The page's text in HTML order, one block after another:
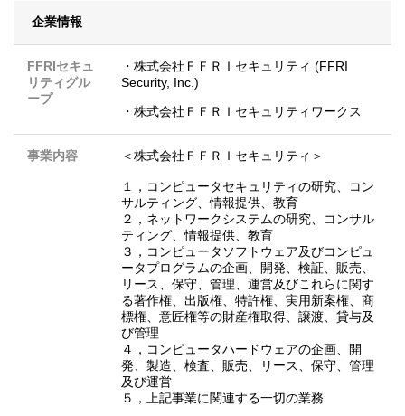
企業情報
FFRIセキュ
リティグル
ープ
・株式会社ＦＦＲＩセキュリティ (FFRI
Security, Inc.)
・株式会社ＦＦＲＩセキュリティワークス
事業内容 ＜株式会社ＦＦＲＩセキュリティ＞
１，コンピュータセキュリティの研究、コン
サルティング、情報提供、教育
２，ネットワークシステムの研究、コンサル
ティング、情報提供、教育
３，コンピュータソフトウェア及びコンピュ
ータプログラムの企画、開発、検証、販売、
リース、保守、管理、運営及びこれらに関す
る著作権、出版権、特許権、実用新案権、商
標権、意匠権等の財産権取得、譲渡、貸与及
び管理
４，コンピュータハードウェアの企画、開
発、製造、検査、販売、リース、保守、管理
及び運営
５，上記事業に関連する一切の業務